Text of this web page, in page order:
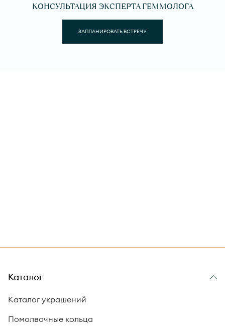
КОНСУЛЬТАЦИЯ ЭКСПЕРТА ГЕММОЛОГА
ЗАПЛАНИРОВАТЬ ВСТРЕЧУ
Каталог
Каталог украшений
Помолвочные кольца